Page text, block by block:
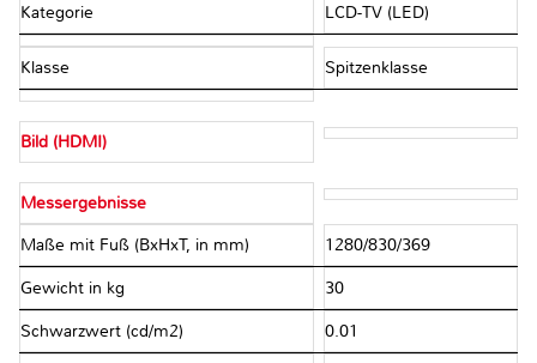
Kategorie LCD-TV (LED)
Klasse Spitzenklasse
Bild (HDMI)
Messergebnisse
Maße mit Fuß (BxHxT, in mm) 1280/830/369
Gewicht in kg 30
Schwarzwert (cd/m2) 0.01